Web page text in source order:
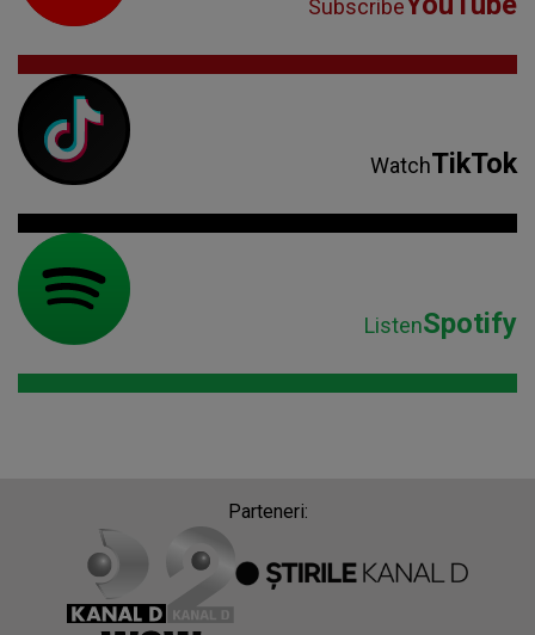
Subscribe
WatchTikTok
ListenSpotify
Parteneri: